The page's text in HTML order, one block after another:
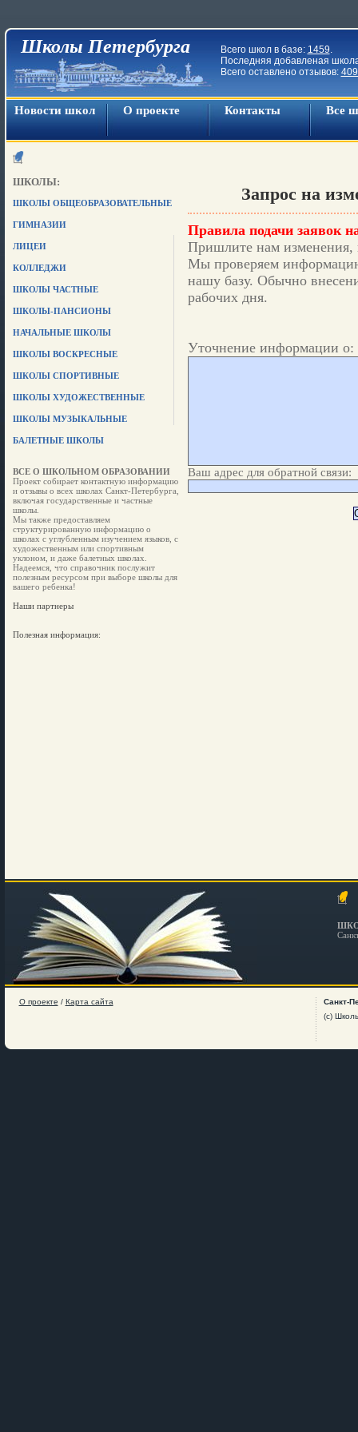
Школы Петербурга Всего школ в базе: 1459.
Последняя добавленая
Всего оставлено отзывов:
Новости школ О проекте Контакты Все
ШКОЛЫ:
ШКОЛЫ ОБЩЕОБРАЗОВАТЕЛЬНЫЕ
ГИМНАЗИИ
ЛИЦЕИ
КОЛЛЕДЖИ
ШКОЛЫ ЧАСТНЫЕ
ШКОЛЫ-ПАНСИОНЫ
НАЧАЛЬНЫЕ ШКОЛЫ
ШКОЛЫ ВОСКРЕСНЫЕ
ШКОЛЫ СПОРТИВНЫЕ
ШКОЛЫ ХУДОЖЕСТВЕННЫЕ
ШКОЛЫ МУЗЫКАЛЬНЫЕ
БАЛЕТНЫЕ ШКОЛЫ
ВСЕ О ШКОЛЬНОМ ОБРАЗОВАНИИ
Проект собирает контактную информацию
и отзывы о всех школах Санкт-Петербурга,
включая государственные и частные
школы.
Мы также предоставляем
структурированную информацию о
школах с углубленным изучением языков, с
художественным или спортивным
уклоном, и даже балетных школах.
Надеемся, что справочник послужит
полезным ресурсом при выборе школы для
вашего ребенка!
Наши партнеры
Полезная информация:
Запрос на
Правила подачи заявок
Пришлите нам изменения,
Мы проверяем
нашу базу. Обычно
рабочих дня.
Уточнение информации о:
Ваш адрес для обратной связи:
О проекте / Карта сайта
Санкт-
(c)